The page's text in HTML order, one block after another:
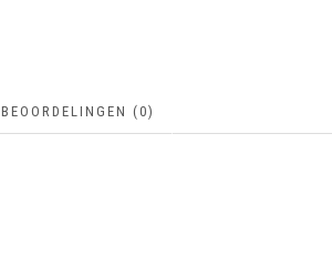
BEOORDELINGEN (0)